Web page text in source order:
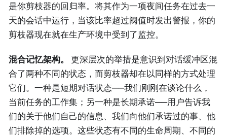
是你剪枝器的回归率。将其作为一项夜间任务在过去一
天的会话中运行，当该比率超过阈值时发出警报，你的
剪枝器现在就在生产环境中受到了监控。
混合记忆架构。
更深层次的举措是意识到对话缓冲区混
合了两种不同的状态，而剪枝器却在以同样的方式处理
它们。一种是短期对话状态——我们刚刚在谈论什么，
当前任务的工作集；另一种是长期承诺——用户告诉我
们的关于他们自己的信息、我们向他们承诺过的事、他
们排除掉的选项。这些状态有不同的生命周期、不同的